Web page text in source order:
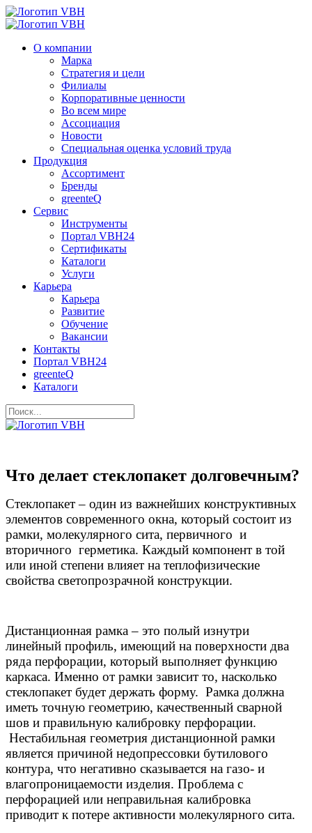
О компании
Марка
Стратегия и цели
Филиалы
Корпоративные ценности
Во всем мире
Ассоциация
Новости
Специальная оценка условий труда
Продукция
Ассортимент
Бренды
greenteQ
Сервис
Инструменты
Портал VBH24
Сертификаты
Каталоги
Услуги
Карьера
Карьера
Развитие
Обучение
Вакансии
Контакты
Портал VBH24
greenteQ
Каталоги
Что делает стеклопакет долговечным?
Стеклопакет – один из важнейших конструктивных
элементов современного окна, который состоит из
рамки, молекулярного сита, первичного и
вторичного герметика. Каждый компонент в той
или иной степени влияет на теплофизические
свойства светопрозрачной конструкции.
Дистанционная рамка – это полый изнутри
линейный профиль, имеющий на поверхности два
ряда перфорации, который выполняет функцию
каркаса. Именно от рамки зависит то, насколько
стеклопакет будет держать форму. Рамка должна
иметь точную геометрию, качественный сварной
шов и правильную калибровку перфорации.
Нестабильная геометрия дистанционной рамки
является причиной недопрессовки бутилового
контура, что негативно сказывается на газо- и
влагопроницаемости изделия. Проблема с
перфорацией или неправильная калибровка
приводит к потере активности молекулярного сита.